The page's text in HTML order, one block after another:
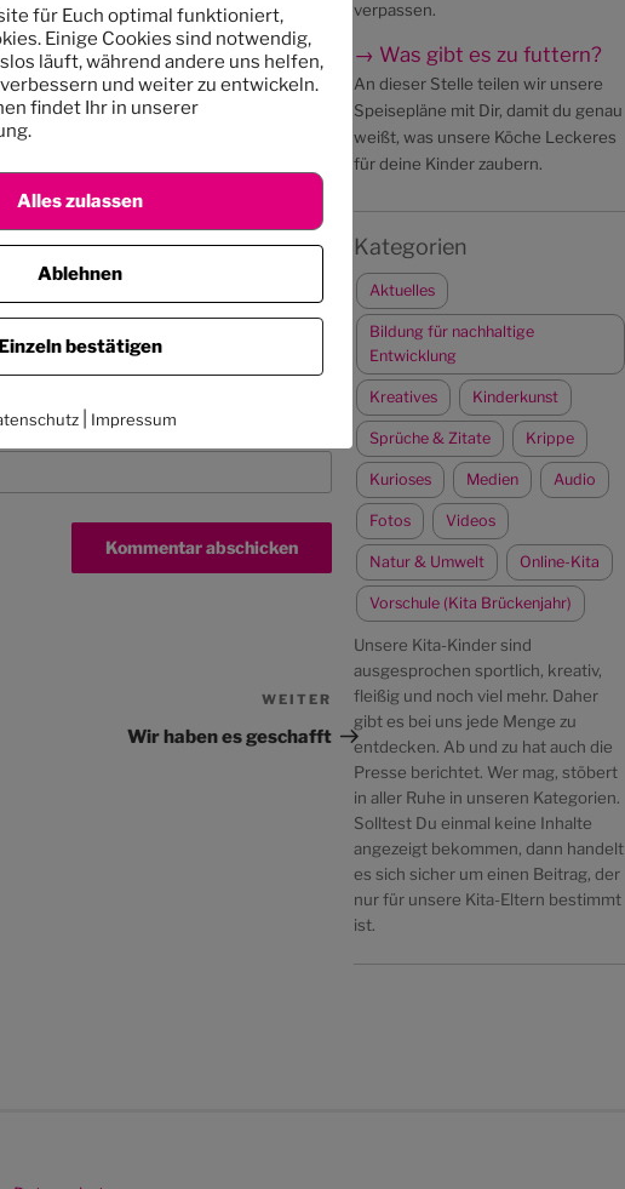
Nächster
Beitrag
WEITER
Wir haben es geschafft
verpassen.
→ Was gibt es zu futtern?
An dieser Stelle teilen wir unsere
Speisepläne mit Dir, damit du genau
weißt, was unsere Köche Leckeres
für deine Kinder zaubern.
Kategorien
Aktuelles
Bildung für nachhaltige
Entwicklung
Kreatives Kinderkunst
Sprüche & Zitate Krippe
Kurioses Medien Audio
Fotos Videos
Natur & Umwelt Online-Kita
Vorschule (Kita Brückenjahr)
Unsere Kita-Kinder sind
ausgesprochen sportlich, kreativ,
fleißig und noch viel mehr. Daher
gibt es bei uns jede Menge zu
entdecken. Ab und zu hat auch die
Presse berichtet. Wer mag, stöbert
in aller Ruhe in unseren Kategorien.
Solltest Du einmal keine Inhalte
angezeigt bekommen, dann handelt
es sich sicher um einen Beitrag, der
nur für unsere Kita-Eltern bestimmt
ist.
für Euch optimal funktioniert,
Einige Cookies sind notwendig,
läuft, während andere uns helfen,
und weiter zu entwickeln.
findet Ihr in unserer
Alles zulassen
Ablehnen
Einzeln bestätigen
| Impressum